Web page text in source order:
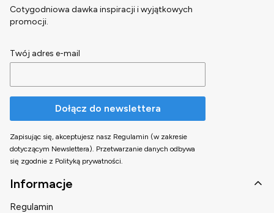
Cotygodniowa dawka inspiracji i wyjątkowych
promocji.
Twój adres e-mail
Dołącz do newslettera
Zapisując się, akceptujesz nasz Regulamin (w zakresie
dotyczącym Newslettera). Przetwarzanie danych odbywa
się zgodnie z Polityką prywatności.
Linki w stopce
Informacje
Regulamin